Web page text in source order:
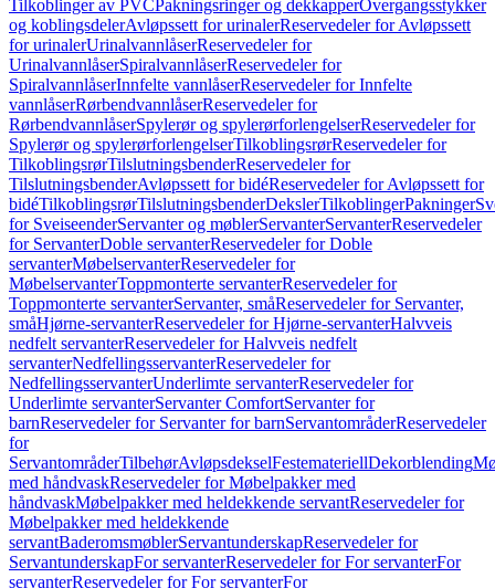
Tilkoblinger av PVCPakningsringer og dekkapperOvergangsstykker
og koblingsdelerAvløpssett for urinalerReservedeler for Avløpssett
for urinalerUrinalvannlåserReservedeler for
UrinalvannlåserSpiralvannlåserReservedeler for
SpiralvannlåserInnfelte vannlåserReservedeler for Innfelte
vannlåserRørbendvannlåserReservedeler for
RørbendvannlåserSpylerør og spylerørforlengelserReservedeler for
Spylerør og spylerørforlengelserTilkoblingsrørReservedeler for
TilkoblingsrørTilslutningsbenderReservedeler for
TilslutningsbenderAvløpssett for bidéReservedeler for Avløpssett for
bidéTilkoblingsrørTilslutningsbenderDekslerTilkoblingerPakninger
for SveiseenderServanter og møblerServanterServanterReservedeler
for ServanterDoble servanterReservedeler for Doble
servanterMøbelservanterReservedeler for
MøbelservanterToppmonterte servanterReservedeler for
Toppmonterte servanterServanter, småReservedeler for Servanter,
småHjørne-servanterReservedeler for Hjørne-servanterHalvveis
nedfelt servanterReservedeler for Halvveis nedfelt
servanterNedfellingsservanterReservedeler for
NedfellingsservanterUnderlimte servanterReservedeler for
Underlimte servanterServanter ComfortServanter for
barnReservedeler for Servanter for barnServantområderReservedeler
for
ServantområderTilbehørAvløpsdekselFestemateriellDekorblending
med håndvaskReservedeler for Møbelpakker med
håndvaskMøbelpakker med heldekkende servantReservedeler for
Møbelpakker med heldekkende
servantBaderomsmøblerServantunderskapReservedeler for
ServantunderskapFor servanterReservedeler for For servanterFor
servanterReservedeler for For servanterFor